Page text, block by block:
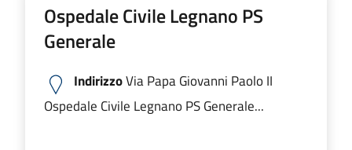
Ospedale Civile Legnano PS
Generale
IndirizzoVia Papa Giovanni Paolo II
Ospedale Civile Legnano PS Generale...